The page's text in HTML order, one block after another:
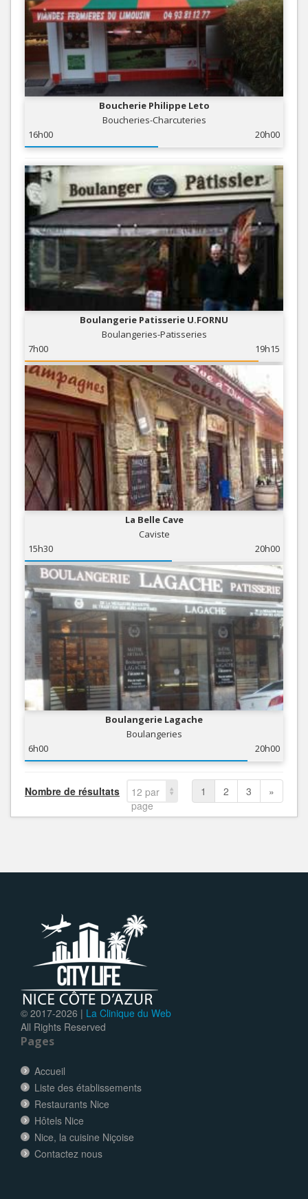
Boucherie Philippe Leto
Boucheries-Charcuteries
16h00
20h00
Boulangerie Patisserie U.FORNU
Boulangeries-Patisseries
7h00
19h15
La Belle Cave
Caviste
15h30
20h00
Boulangerie Lagache
Boulangeries
6h00
20h00
Nombre de résultats
12 par
page
1 2 3 »
© 2017-2026 | La Clinique du Web
All Rights Reserved
Pages
Accueil
Liste des établissements
Restaurants Nice
Hôtels Nice
Nice, la cuisine Niçoise
Contactez nous